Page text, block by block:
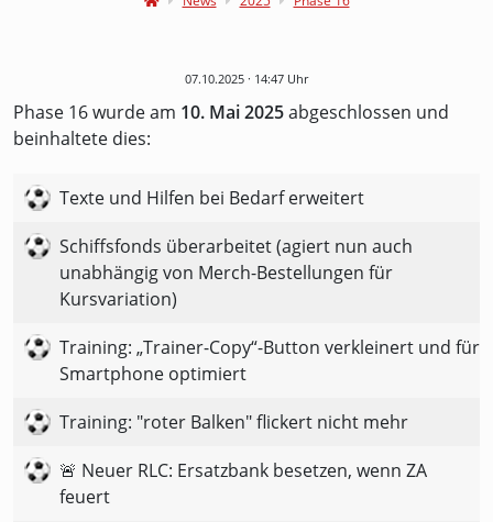
07.10.2025 · 14:47 Uhr
Phase 16 wurde am 10. Mai 2025abgeschlossen und
beinhaltete dies:
Texte und Hilfen bei Bedarf erweitert
Schiffsfonds überarbeitet (agiert nun auch
unabhängig von Merch-Bestellungen für
Kursvariation)
Training: „Trainer-Copy“-Button verkleinert und für
Smartphone optimiert
Training: "roter Balken" flickert nicht mehr
🚨 Neuer RLC: Ersatzbank besetzen, wenn ZA
feuert